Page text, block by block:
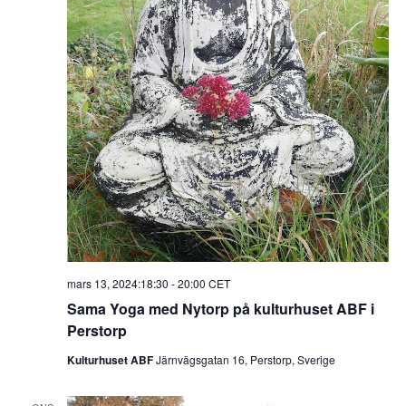
e
a
r
c
h
a
n
d
V
i
e
s
a
n
a
v
i
g
e
r
i
n
g
Sama Yoga med Nytorp på kulturhuset ABF i
Perstorp
mars 13, 2024:18:30 -20:00 CET
Kulturhuset ABFJärnvägsgatan 16, Perstorp, Sverige